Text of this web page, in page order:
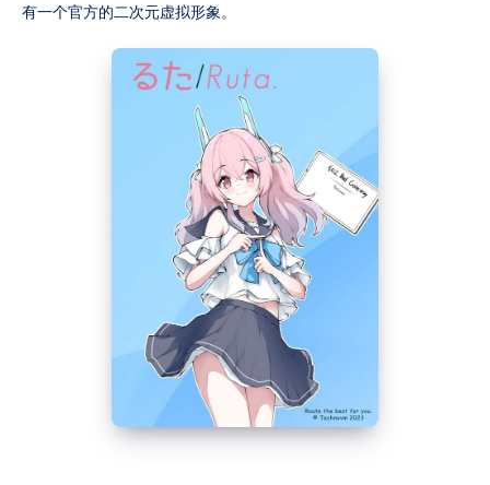
有一个官方的二次元虚拟形象。